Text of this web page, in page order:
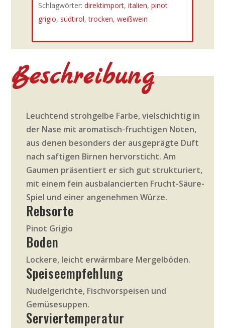
Schlagwörter: direktimport, italien, pinot
grigio, südtirol,trocken, weißwein
Beschreibung
Leuchtend strohgelbe Farbe, vielschichtig in
der Nase mit aromatisch-fruchtigen Noten,
aus denen besonders der ausgeprägte Duft
nach saftigen Birnen hervorsticht. Am
Gaumen präsentiert er sich gut strukturiert,
mit einem fein ausbalancierten Frucht-Säure-
Spiel und einer angenehmen Würze.
Rebsorte
Pinot Grigio
Boden
Lockere, leicht erwärmbare Mergelböden.
Speiseempfehlung
Nudelgerichte, Fischvorspeisen und
Gemüsesuppen.
Serviertemperatur